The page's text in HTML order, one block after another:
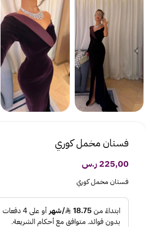
فستان مخمل كوري
225,00ر.س
فستان مخمل كوري